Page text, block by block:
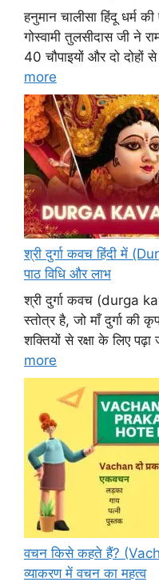
हनुमान चालीसा हिंदू धर्म
गोस्वामी तुलसीदास जी ने
40 चौपाइयों और दो
more
श्री दुर्गा कवच हिंदी में
पाठ विधि और लाभ
श्री दुर्गा कवच (durga
स्तोत्र है, जो माँ दुर्गा की
शक्तियों से रक्षा के लिए
more
वचन किसे कहते हैं?
व्याकरण में वचन का महत्व